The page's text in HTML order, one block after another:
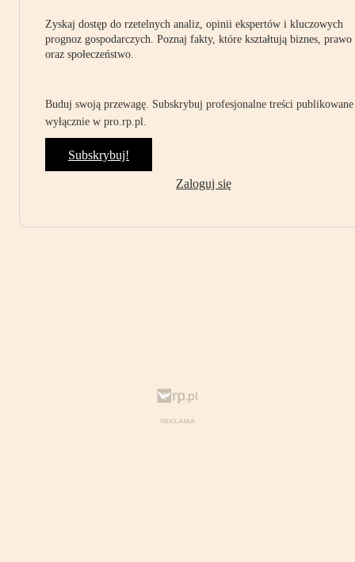
Zyskaj dostęp do rzetelnych analiz, opinii ekspertów i kluczowych
prognoz gospodarczych. Poznaj fakty, które kształtują biznes, prawo
oraz społeczeństwo.
Buduj swoją przewagę. Subskrybuj profesjonalne treści publikowane
wyłącznie w pro.rp.pl.
Subskrybuj!
Zaloguj się